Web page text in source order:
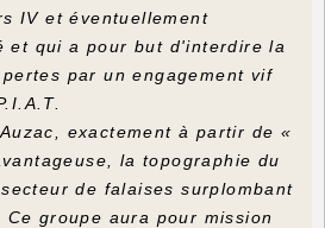
IV et éventuellement
et qui a pour but d'interdire la
par un engagement vif
exactement à partir de «
la topographie du
de falaises surplombant
groupe aura pour mission